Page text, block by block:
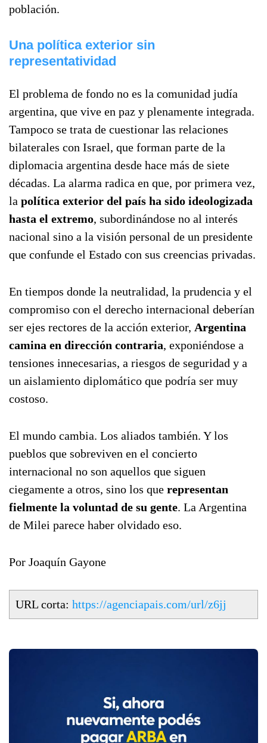
población.
Una política exterior sin
representatividad
El problema de fondo no es la comunidad judía
argentina, que vive en paz y plenamente integrada.
Tampoco se trata de cuestionar las relaciones
bilaterales con Israel, que forman parte de la
diplomacia argentina desde hace más de siete
décadas. La alarma radica en que, por primera vez,
la política exterior del país ha sido ideologizada
hasta el extremo, subordinándose no al interés
nacional sino a la visión personal de un presidente
que confunde el Estado con sus creencias privadas.
En tiempos donde la neutralidad, la prudencia y el
compromiso con el derecho internacional deberían
ser ejes rectores de la acción exterior, Argentina
camina en dirección contraria, exponiéndose a
tensiones innecesarias, a riesgos de seguridad y a
un aislamiento diplomático que podría ser muy
costoso.
El mundo cambia. Los aliados también. Y los
pueblos que sobreviven en el concierto
internacional no son aquellos que siguen
ciegamente a otros, sino los que representan
fielmente la voluntad de su gente. La Argentina
de Milei parece haber olvidado eso.
Por Joaquín Gayone
URL corta: https://agenciapais.com/url/z6jj